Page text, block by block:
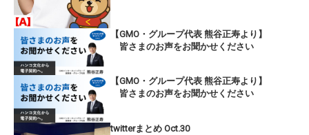
【GMO・グループ代表 熊谷正寿より】
皆さまのお声をお聞かせください
【GMO・グループ代表 熊谷正寿より】
皆さまのお声をお聞かせください
twitterまとめ Oct.30